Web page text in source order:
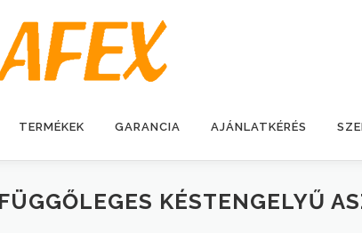
TERMÉKEK GARANCIA AJÁNLATKÉRÉS
KÉSTENGELYŰ